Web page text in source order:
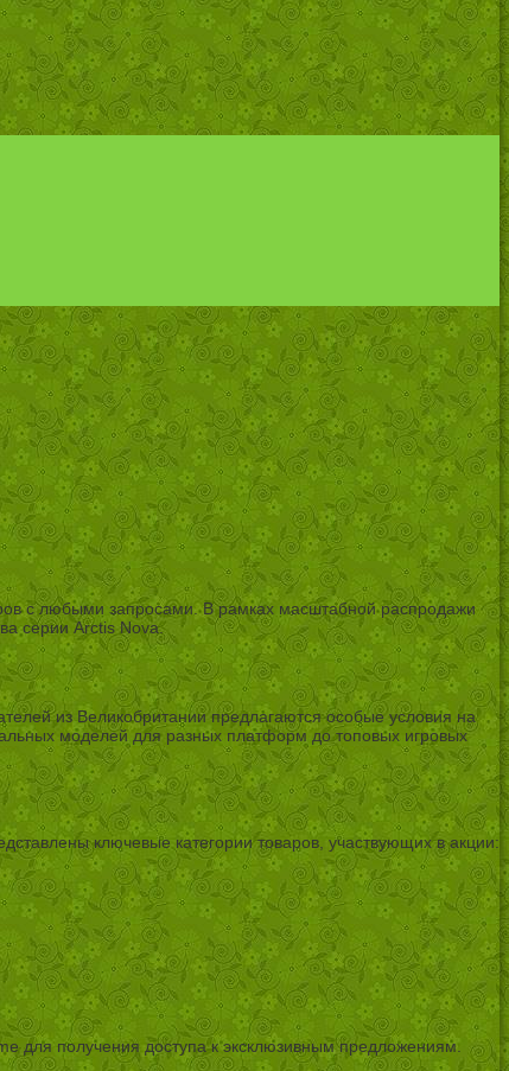
с любыми запросами. В рамках масштабной распродажи
серии Arctis Nova.
из Великобритании предлагаются особые условия на
моделей для разных платформ до топовых игровых
ключевые категории товаров, участвующих в акции:
для получения доступа к эксклюзивным предложениям.